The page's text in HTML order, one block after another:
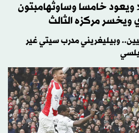
خامسا وساوثهامبتون
مركزه الثالث
وبيليغريني مدرب سيتي غير